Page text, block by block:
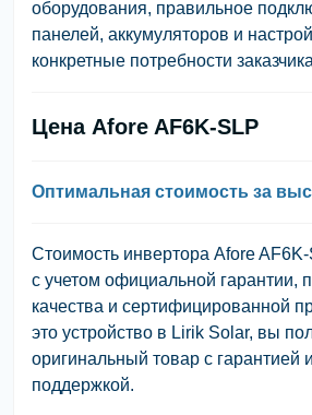
оборудования, правильное
панелей, аккумуляторов и
конкретные потребности
Цена Afore AF6K-SLP
Оптимальная стоимость за
Стоимость инвертора Afore
с учетом официальной гарантии,
качества и сертифицированной
это устройство в Lirik Solar, вы
оригинальный товар с гарантией
поддержкой.